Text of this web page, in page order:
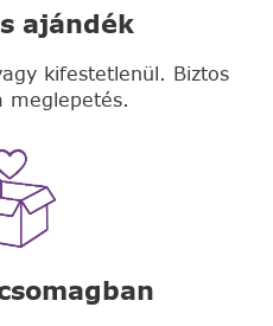
ajándék
kifestetlenül. Biztos
meglepetés.